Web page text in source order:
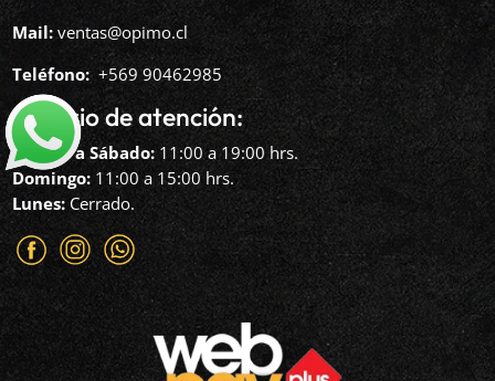
Mail: ventas@opimo.cl
Teléfono: ‪+569 90462985‬
Horario de atención:
Martes a Sábado: 11:00 a 19:00 hrs.
Domingo: 11:00 a 15:00 hrs.
Lunes: Cerrado.